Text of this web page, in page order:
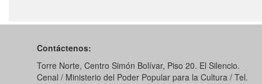
Contáctenos:
Torre Norte, Centro Simón Bolívar, Piso 20. El Silencio.
Cenal / Ministerio del Poder Popular para la Cultura / Tel.